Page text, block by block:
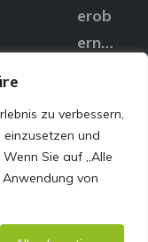
zu verbessern,
und
Sie auf „Alle
von
erob
ern…